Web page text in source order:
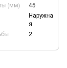
(мм)
45
Наружна
я
2